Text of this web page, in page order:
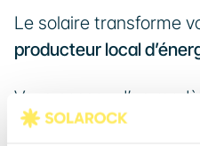
producteur local
Vous passez d’un
que vous produisez,